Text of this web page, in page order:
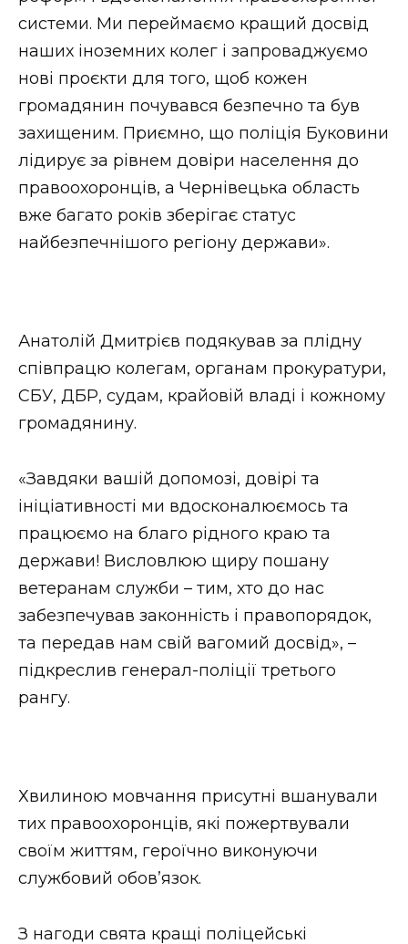
системи. Ми переймаємо кращий досвід
наших іноземних колег і запроваджуємо
нові проєкти для того, щоб кожен
громадянин почувався безпечно та був
захищеним. Приємно, що поліція Буковини
лідирує за рівнем довіри населення до
правоохоронців, а Чернівецька область
вже багато років зберігає статус
найбезпечнішого регіону держави».
Анатолій Дмитрієв подякував за плідну
співпрацю колегам, органам прокуратури,
СБУ, ДБР, судам, крайовій владі і кожному
громадянину.
«Завдяки вашій допомозі, довірі та
ініціативності ми вдосконалюємось та
працюємо на благо рідного краю та
держави! Висловлюю щиру пошану
ветеранам служби – тим, хто до нас
забезпечував законність і правопорядок,
та передав нам свій вагомий досвід», –
підкреслив генерал-поліції третього
рангу.
Хвилиною мовчання присутні вшанували
тих правоохоронців, які пожертвували
своїм життям, героїчно виконуючи
службовий обов’язок.
З нагоди свята кращі поліцейські